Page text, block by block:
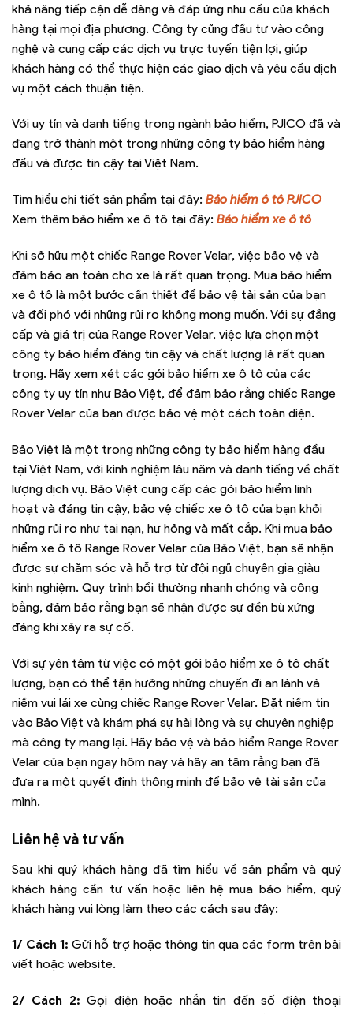
khả năng tiếp cận dễ dàng và đáp ứng nhu cầu của khách
hàng tại mọi địa phương. Công ty cũng đầu tư vào công
nghệ và cung cấp các dịch vụ trực tuyến tiện lợi, giúp
khách hàng có thể thực hiện các giao dịch và yêu cầu dịch
vụ một cách thuận tiện.
Với uy tín và danh tiếng trong ngành bảo hiểm, PJICO đã và
đang trở thành một trong những công ty bảo hiểm hàng
đầu và được tin cậy tại Việt Nam.
Tìm hiểu chi tiết sản phẩm tại đây: Bảo hiểm ô tô PJICO
Xem thêm bảo hiểm xe ô tô tại đây: Bảo hiểm xe ô tô
Khi sở hữu một chiếc Range Rover Velar, việc bảo vệ và
đảm bảo an toàn cho xe là rất quan trọng. Mua bảo hiểm
xe ô tô là một bước cần thiết để bảo vệ tài sản của bạn
và đối phó với những rủi ro không mong muốn. Với sự đẳng
cấp và giá trị của Range Rover Velar, việc lựa chọn một
công ty bảo hiểm đáng tin cậy và chất lượng là rất quan
trọng. Hãy xem xét các gói bảo hiểm xe ô tô của các
công ty uy tín như Bảo Việt, để đảm bảo rằng chiếc Range
Rover Velar của bạn được bảo vệ một cách toàn diện.
Bảo Việt là một trong những công ty bảo hiểm hàng đầu
tại Việt Nam, với kinh nghiệm lâu năm và danh tiếng về chất
lượng dịch vụ. Bảo Việt cung cấp các gói bảo hiểm linh
hoạt và đáng tin cậy, bảo vệ chiếc xe ô tô của bạn khỏi
những rủi ro như tai nạn, hư hỏng và mất cắp. Khi mua bảo
hiểm xe ô tô Range Rover Velar của Bảo Việt, bạn sẽ nhận
được sự chăm sóc và hỗ trợ từ đội ngũ chuyên gia giàu
kinh nghiệm. Quy trình bồi thường nhanh chóng và công
bằng, đảm bảo rằng bạn sẽ nhận được sự đền bù xứng
đáng khi xảy ra sự cố.
Với sự yên tâm từ việc có một gói bảo hiểm xe ô tô chất
lượng, bạn có thể tận hưởng những chuyến đi an lành và
niềm vui lái xe cùng chiếc Range Rover Velar. Đặt niềm tin
vào Bảo Việt và khám phá sự hài lòng và sự chuyên nghiệp
mà công ty mang lại. Hãy bảo vệ và bảo hiểm Range Rover
Velar của bạn ngay hôm nay và hãy an tâm rằng bạn đã
đưa ra một quyết định thông minh để bảo vệ tài sản của
mình.
Liên hệ và tư vấn
Sau khi quý khách hàng đã tìm hiểu về sản phẩm và quý
khách hàng cần tư vấn hoặc liên hệ mua bảo hiểm, quý
khách hàng vui lòng làm theo các cách sau đây:
1/ Cách 1: Gửi hỗ trợ hoặc thông tin qua các form trên bài
viết hoặc website.
2/ Cách 2: Gọi điện hoặc nhắn tin đến số điện thoại